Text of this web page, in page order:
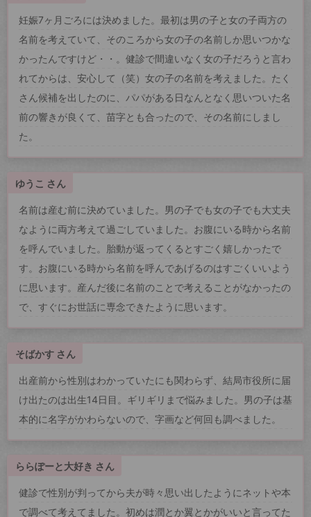
妊娠7ヶ月ごろには決めました。最初は男の子と女の子両方の
名前を考えていて、そのころから女の子の名前しか思いつかな
かったんですけど・・。健診で間違いなく女の子だろうと言わ
れてからは、安心して（笑）女の子の名前を考えました。たく
さん候補を出したのに、パパがある日なんとなく思いついた名
前の響きが良くて、苗字とも合ったので、その名前にしまし
た。
ゆうこ さん
名前は産む前に決めていました。男の子でも女の子でも大丈夫
なように両方考えて過ごしていました。お腹にいる時から名前
を呼んでいました。胎動が返ってくるとすごく嬉しかったで
す。お腹にいる時から名前を呼んであげるのはすごくいいよう
に思います。産んだ後に名前のことで考えることがなかったの
で、すぐにお世話に専念できたように思います。
そばかす さん
出産前から性別はわかっていたにも関わらず、結局市役所に届
け出たのは出生14日目。ギリギリまで悩みました。男の子は基
本的に名字がかわらないので、字画など何回も調べました。
ららぽーと大好き さん
健診で性別が判ってから夫が時々思い出したようにネットや本
で調べて考えてました。初めは潤とか翼とかがいいと言ってた